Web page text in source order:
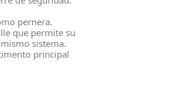
pernera.
que permite su
sistema.
principal